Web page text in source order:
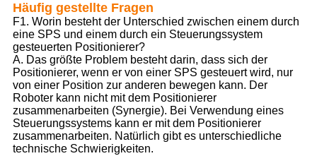
Häufig gestellte Fragen
F1. Worin besteht der Unterschied zwischen einem durch
eine SPS und einem durch ein Steuerungssystem
gesteuerten Positionierer?
A. Das größte Problem besteht darin, dass sich der
Positionierer, wenn er von einer SPS gesteuert wird, nur
von einer Position zur anderen bewegen kann. Der
Roboter kann nicht mit dem Positionierer
zusammenarbeiten (Synergie). Bei Verwendung eines
Steuerungssystems kann er mit dem Positionierer
zusammenarbeiten. Natürlich gibt es unterschiedliche
technische Schwierigkeiten.